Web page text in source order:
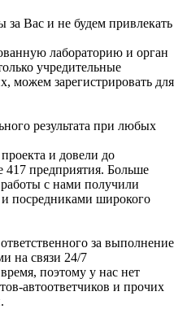
Вас и не будем привлекать
лабораторию и орган
учредительные
можем зарегистрировать для
результата при любых
и довели до
417 предприятия. Больше
с нами получили
посредниками широкого
за выполнение
на связи 24/7
поэтому у нас нет
автоответчиков и прочих